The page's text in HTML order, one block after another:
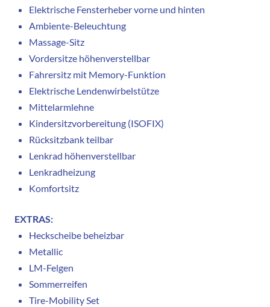
Elektrische Fensterheber vorne und hinten
Ambiente-Beleuchtung
Massage-Sitz
Vordersitze höhenverstellbar
Fahrersitz mit Memory-Funktion
Elektrische Lendenwirbelstütze
Mittelarmlehne
Kindersitzvorbereitung (ISOFIX)
Rücksitzbank teilbar
Lenkrad höhenverstellbar
Lenkradheizung
Komfortsitz
EXTRAS:
Heckscheibe beheizbar
Metallic
LM-Felgen
Sommerreifen
Tire-Mobility Set